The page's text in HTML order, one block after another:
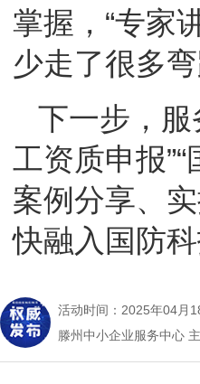
掌握，“专家
少走了很多
下一步，
工资质申报
案例分享、
快融入国防
活动时间：2025年04月
滕州中小企业服务中心